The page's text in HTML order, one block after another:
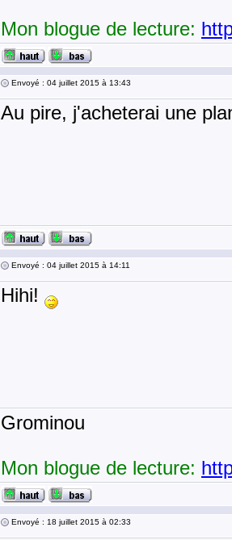
Mon blogue de lecture:
Envoyé : 04 juillet 2015 à 13:43
Au pire, j'acheterai une
Envoyé : 04 juillet 2015 à 14:11
Hihi!
Grominou
Mon blogue de lecture:
Envoyé : 18 juillet 2015 à 02:33